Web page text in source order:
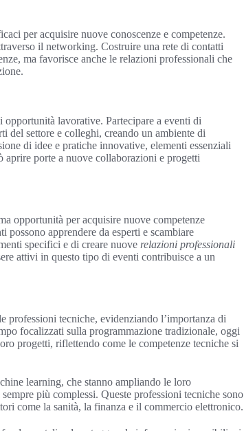
per acquisire nuove conoscenze e competenze.
il networking. Costruire una rete di contatti
ma favorisce anche le relazioni professionali che
lavorative. Partecipare a eventi di
del settore e colleghi, creando un ambiente di
di idee e pratiche innovative, elementi essenziali
aprire porte a nuove collaborazioni e progetti
opportunità per acquisire nuove competenze
apprendere da esperti e scambiare
specifici e di creare nuove relazioni professionali
attivi in questo tipo di eventi contribuisce a un
tecniche, evidenziando l’importanza di
focalizzati sulla programmazione tradizionale, oggi
progetti, riflettendo come le competenze tecniche si
learning, che stanno ampliando le loro
più complessi. Queste professioni tecniche sono
come la sanità, la finanza e il commercio elettronico.